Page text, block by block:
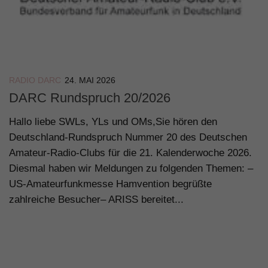
RADIO DARC 24. MAI 2026
DARC Rundspruch 20/2026
Hallo liebe SWLs, YLs und OMs,Sie hören den
Deutschland-Rundspruch Nummer 20 des Deutschen
Amateur-Radio-Clubs für die 21. Kalenderwoche 2026.
Diesmal haben wir Meldungen zu folgenden Themen: –
US-Amateurfunkmesse Hamvention begrüßte
zahlreiche Besucher– ARISS bereitet...